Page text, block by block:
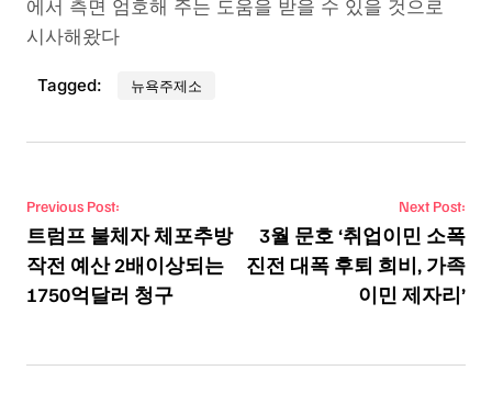
에서 측면 엄호해 주는 도움을 받을 수 있을 것으로
시사해왔다
Tagged: 뉴욕주제소
Post navigation
Previous Post:
트럼프 불체자 체포추방
작전 예산 2배이상되는
1750억달러 청구
Next Post:
3월 문호 ‘취업이민 소폭
진전 대폭 후퇴 희비, 가족
이민 제자리’